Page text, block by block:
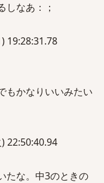
しなあ：；
19:28:31.78
もかなりいいみたい
22:50:40.94
たな。中3のときの